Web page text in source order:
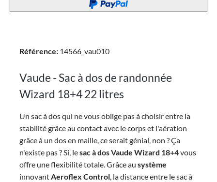
Référence: 14566_vau010
Vaude - Sac à dos de randonnée
Wizard 18+4 22 litres
Un sac à dos qui ne vous oblige pas à choisir entre la
stabilité grâce au contact avec le corps et l'aération
grâce à un dos en maille, ce serait génial, non ? Ça
n'existe pas ? Si, lesac à dos Vaude Wizard 18+4vous
offre une flexibilité totale. Grâce au système
innovantAeroflex Control, la distance entre le sac à